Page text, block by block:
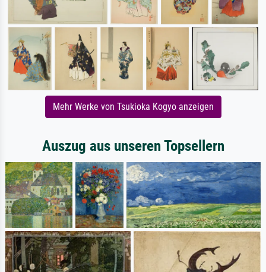
Mehr Werke von Tsukioka Kogyo anzeigen
Auszug aus unseren Topsellern